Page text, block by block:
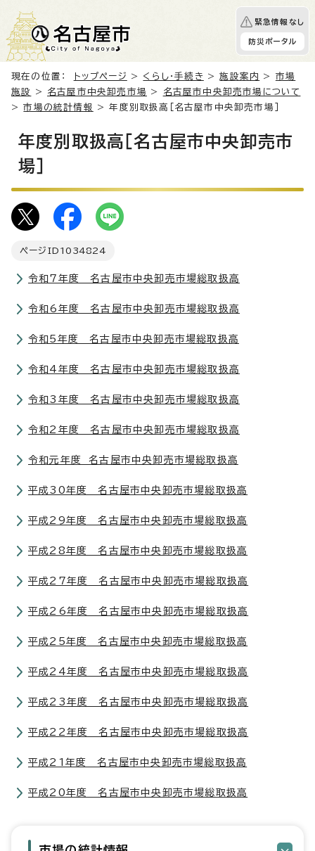
緊急情報なし
防災ポータル
現在の位置： トップページ > くらし・手続き >施設案内 > 市場
施設
> 名古屋市中央卸売市場 >
名古屋市中央卸売市場について
>市場の統計情報 > 年度別取扱高［名古屋市中央卸売市場］
年度別取扱高［名古屋市中央卸売市
場］
ページID 1034824
令和7年度 名古屋市中央卸売市場総取扱高
令和6年度 名古屋市中央卸売市場総取扱高
令和5年度 名古屋市中央卸売市場総取扱高
令和4年度 名古屋市中央卸売市場総取扱高
令和3年度 名古屋市中央卸売市場総取扱高
令和2年度 名古屋市中央卸売市場総取扱高
令和元年度 名古屋市中央卸売市場総取扱高
平成30年度 名古屋市中央卸売市場総取扱高
平成29年度 名古屋市中央卸売市場総取扱高
平成28年度 名古屋市中央卸売市場総取扱高
平成27年度 名古屋市中央卸売市場総取扱高
平成26年度 名古屋市中央卸売市場総取扱高
平成25年度 名古屋市中央卸売市場総取扱高
平成24年度 名古屋市中央卸売市場総取扱高
平成23年度 名古屋市中央卸売市場総取扱高
平成22年度 名古屋市中央卸売市場総取扱高
平成21年度 名古屋市中央卸売市場総取扱高
平成20年度 名古屋市中央卸売市場総取扱高